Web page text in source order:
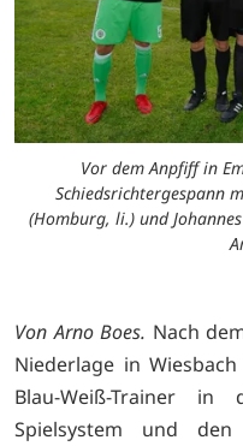
Vor dem Anpfiff in
Schiedsrichtergespann
(Homburg, li.) und
Von Arno Boes. Nach
Niederlage in
Blau-Weiß-Trainer
Spielsystem und